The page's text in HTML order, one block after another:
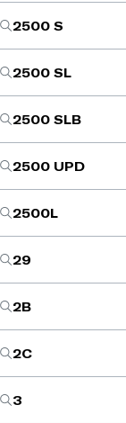
2500 S
2500 SL
2500 SLB
2500 UPD
2500L
29
2B
2C
3